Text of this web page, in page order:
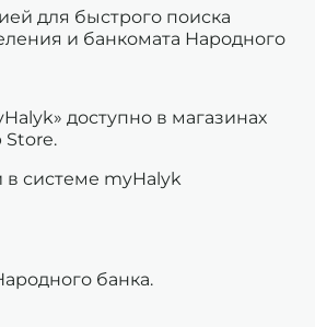
для быстрого поиска
и банкомата Народного
доступно в магазинах
Store.
системе myHalyk
банка.